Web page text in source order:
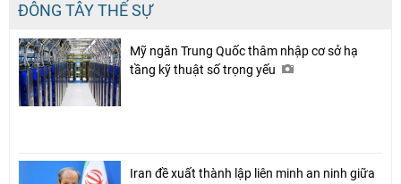
ĐÔNG TÂY THẾ SỰ
Mỹ ngăn Trung Quốc thâm nhập cơ sở hạ
tầng kỹ thuật số trọng yếu
Iran đề xuất thành lập liên minh an ninh giữa